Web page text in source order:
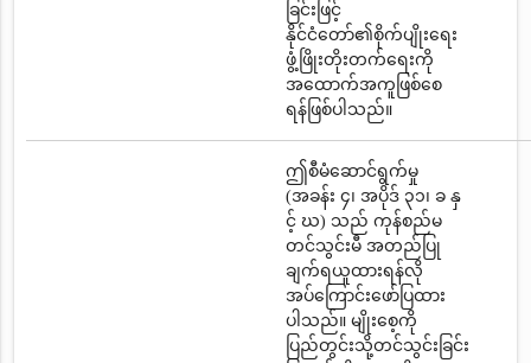
ခြင်းဖြင့်
နိုင်ငံတော်၏စိုက်ပျိုးရေး
ဖွံ့ဖြိုးတိုးတက်ရေးကို
အထောက်အကူဖြစ်စေ
ရန်ဖြစ်ပါသည်။
ဤစီမံဆောင်ရွက်မှု
(အခန်း ၄၊ အပိုဒ် ၃၁၊ ခ နှ
င့် ဃ) သည် ကုန်စည်မ
တင်သွင်းမီ အတည်ပြု
ချက်ရယူထားရန်လို
အပ်ကြောင်းဖော်ပြထား
ပါသည်။ မျိုးစေ့ကို
ပြည်တွင်းသို့တင်သွင်းခြင်း